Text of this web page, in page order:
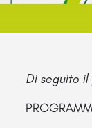
Di seguito